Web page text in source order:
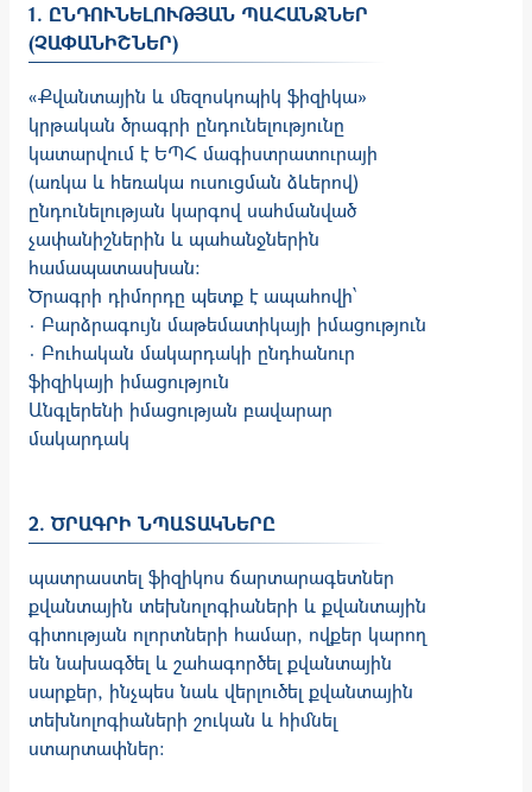
1. ԸՆԴՈՒՆԵԼՈՒԹՅԱՆ ՊԱՀԱՆՋՆԵՐ
(ՉԱՓԱՆԻՇՆԵՐ)
«Քվանտային և մեզոսկոպիկ ֆիզիկա»
կրթական ծրագրի ընդունելությունը
կատարվում է ԵՊՀ մագիստրատուրայի
(առկա և հեռակա ուսուցման ձևերով)
ընդունելության կարգով սահմանված
չափանիշներին և պահանջներին
համապատասխան:
Ծրագրի դիմորդը պետք է ապահովի՝
· Բարձրագույն մաթեմատիկայի իմացություն
· Բուհական մակարդակի ընդհանուր
ֆիզիկայի իմացություն
Անգլերենի իմացության բավարար
մակարդակ
2. ԾՐԱԳՐԻ ՆՊԱՏԱԿՆԵՐԸ
պատրաստել ֆիզիկոս ճարտարագետներ
քվանտային տեխնոլոգիաների և քվանտային
գիտության ոլորտների համար, ովքեր կարող
են նախագծել և շահագործել քվանտային
սարքեր, ինչպես նաև վերլուծել քվանտային
տեխնոլոգիաների շուկան և հիմնել
ստարտափներ: